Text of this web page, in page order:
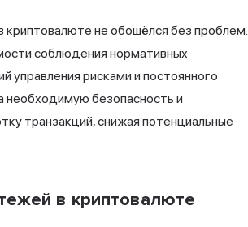
не обошёлся без проблем.
соблюдения нормативных
управления рисками и постоянного
необходимую безопасность и
транзакций, снижая потенциальные
в криптовалюте